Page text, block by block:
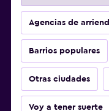
Agencias de
Barrios populares
Otras ciudades
Voy a tener suerte